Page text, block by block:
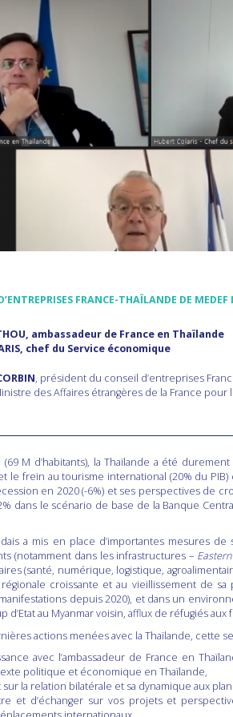
FRANCE-THAÏLANDE DE
ambassadeur de France en Thaïlande
chef du Service économique
, président du conseil d’entreprises
des Affaires étrangères de la France pour
(69 M d’habitants), la Thaïlande a été
le frein au tourisme international (20% du PIB)
en 2020 (-6%) et ses perspectives de
dans le scénario de base de la Banque
a mis en place d’importantes mesures
(notamment dans les infrastructures –
(santé, numérique, logistique,
croissante et au vieillissement de
depuis 2020), et dans un
d’Etat au Myanmar voisin, afflux de réfugiés aux
actions menées avec la Thaïlande, cette
avec l’ambassadeur de France en
politique et économique en Thaïlande,
la relation bilatérale et sa dynamique aux
et d’échanger sur vos projets et